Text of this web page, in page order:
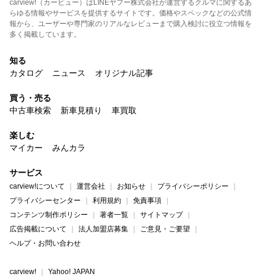
carview!（カービュー）はLINEヤフー株式会社が運営するクルマに関するあ
らゆる情報やサービスを提供するサイトです。価格やスペックなどの公式情
報から、ユーザーや専門家のリアルなレビューまで購入検討に役立つ情報を
多く掲載しています。
知る
カタログ
ニュース オリジナル記事
買う・売る
中古車検索
新車見積り 車買取
楽しむ
マイカー
みんカラ
サービス
carview!について 運営会社 お知らせ
プライバシーポリシー
プライバシーセンター
利用規約
免責事項
コンテンツ制作ポリシー
著者一覧
サイトマップ
広告掲載について
法人加盟店募集
ご意見・ご要望
ヘルプ・お問い合わせ
carview! Yahoo! JAPAN